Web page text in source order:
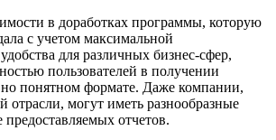
в доработках программы, которую
с учетом максимальной
для различных бизнес-сфер,
пользователей в получении
понятном формате. Даже компании,
отрасли, могут иметь разнообразные
отчетов.